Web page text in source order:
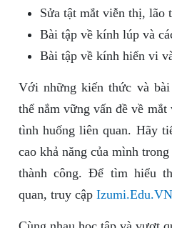
Sửa tật mắt viễn thị, lão
Bài tập về kính lúp và
Bài tập về kính hiển vi
Với những kiến thức và
thể nắm vững vấn đề về
tình huống liên quan. Hãy
cao khả năng của mình
thành công. Để tìm hiểu
quan, truy cập Izumi.Edu.VN